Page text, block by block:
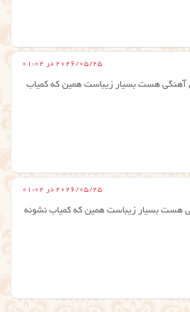
2026/05/25 در 01:02
آهنگی هست بسیار زیباست همین که کمیاب
2026/05/25 در 01:02
هست بسیار زیباست همین که کمیاب نشونه